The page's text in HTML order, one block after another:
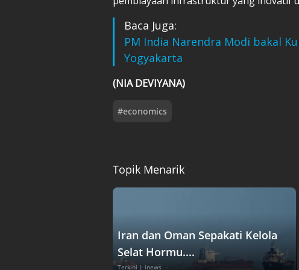
Baca Juga:
PM India Narendra Modi bakal
Yogyakarta
(NIA DEVIYANA)
#economics
Topik Menarik
Iran dan Oman Sepakati Kelola
Selat Hormu....
Terkini | inews